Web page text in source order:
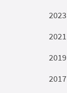
2023
2021
2019
2017